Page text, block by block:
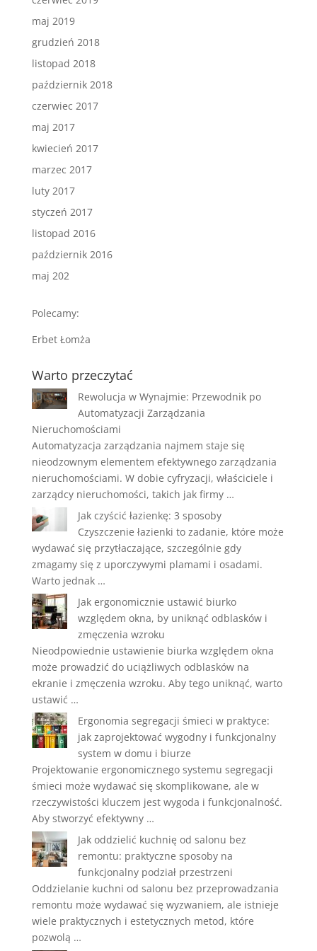
maj 2019
grudzień 2018
listopad 2018
październik 2018
czerwiec 2017
maj 2017
kwiecień 2017
marzec 2017
luty 2017
styczeń 2017
listopad 2016
październik 2016
maj 202
Polecamy:
Erbet Łomża
Warto przeczytać
Rewolucja w Wynajmie: Przewodnik po
Automatyzacji Zarządzania
Nieruchomościami
Automatyzacja zarządzania najmem staje się
nieodzownym elementem efektywnego zarządzania
nieruchomościami. W dobie cyfryzacji, właściciele i
zarządcy nieruchomości, takich jak firmy …
Jak czyścić łazienkę: 3 sposoby
Czyszczenie łazienki to zadanie, które może
wydawać się przytłaczające, szczególnie gdy
zmagamy się z uporczywymi plamami i osadami.
Warto jednak …
Jak ergonomicznie ustawić biurko
względem okna, by uniknąć odblasków i
zmęczenia wzroku
Nieodpowiednie ustawienie biurka względem okna
może prowadzić do uciążliwych odblasków na
ekranie i zmęczenia wzroku. Aby tego uniknąć, warto
ustawić …
Ergonomia segregacji śmieci w praktyce:
jak zaprojektować wygodny i funkcjonalny
system w domu i biurze
Projektowanie ergonomicznego systemu segregacji
śmieci może wydawać się skomplikowane, ale w
rzeczywistości kluczem jest wygoda i funkcjonalność.
Aby stworzyć efektywny …
Jak oddzielić kuchnię od salonu bez
remontu: praktyczne sposoby na
funkcjonalny podział przestrzeni
Oddzielanie kuchni od salonu bez przeprowadzania
remontu może wydawać się wyzwaniem, ale istnieje
wiele praktycznych i estetycznych metod, które
pozwolą …